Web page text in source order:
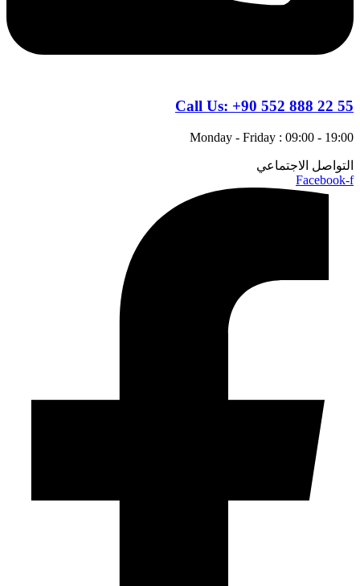
Call Us: +90 552 888 22 55
Monday - Friday : 09:00 - 19:00
التواصل الاجتماعي
Facebook-f